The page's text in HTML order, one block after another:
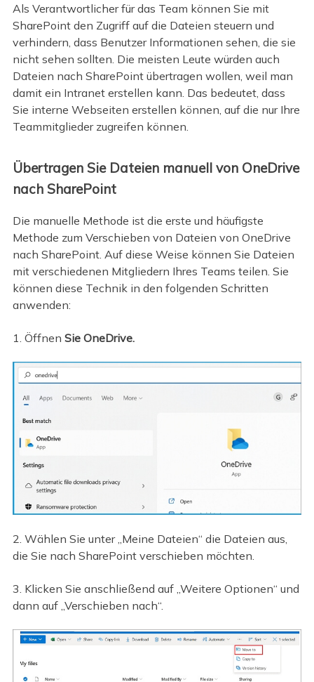
Als Verantwortlicher für das Team können Sie mit
SharePoint den Zugriff auf die Dateien steuern und
verhindern, dass Benutzer Informationen sehen, die sie
nicht sehen sollten. Die meisten Leute würden auch
Dateien nach SharePoint übertragen wollen, weil man
damit ein Intranet erstellen kann. Das bedeutet, dass
Sie interne Webseiten erstellen können, auf die nur Ihre
Teammitglieder zugreifen können.
Übertragen Sie Dateien manuell von OneDrive
nach SharePoint
Die manuelle Methode ist die erste und häufigste
Methode zum Verschieben von Dateien von OneDrive
nach SharePoint. Auf diese Weise können Sie Dateien
mit verschiedenen Mitgliedern Ihres Teams teilen. Sie
können diese Technik in den folgenden Schritten
anwenden:
1. Öffnen Sie OneDrive.
2. Wählen Sie unter „Meine Dateien“ die Dateien aus,
die Sie nach SharePoint verschieben möchten.
3. Klicken Sie anschließend auf „Weitere Optionen“ und
dann auf „Verschieben nach“.